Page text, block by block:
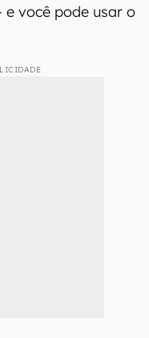
você pode usar o